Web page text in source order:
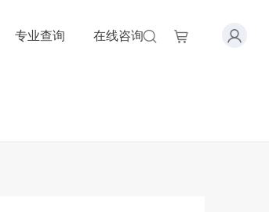
专业查询 在线咨询